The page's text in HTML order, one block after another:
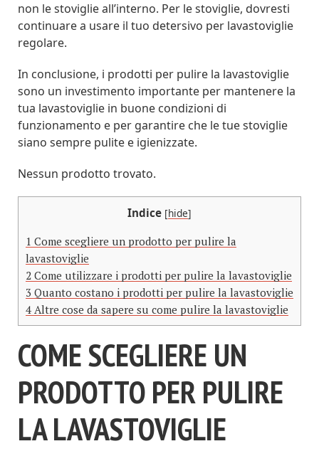
non le stoviglie all’interno. Per le stoviglie, dovresti
continuare a usare il tuo detersivo per lavastoviglie
regolare.
In conclusione, i prodotti per pulire la lavastoviglie
sono un investimento importante per mantenere la
tua lavastoviglie in buone condizioni di
funzionamento e per garantire che le tue stoviglie
siano sempre pulite e igienizzate.
Nessun prodotto trovato.
Indice [hide]
1 Come scegliere un prodotto per pulire la
lavastoviglie
2 Come utilizzare i prodotti per pulire la lavastoviglie
3 Quanto costano i prodotti per pulire la lavastoviglie
4 Altre cose da sapere su come pulire la lavastoviglie
COME SCEGLIERE UN
PRODOTTO PER PULIRE
LA LAVASTOVIGLIE